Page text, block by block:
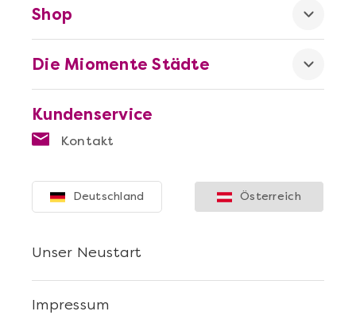
Online Kochkurse Mehr anzeigen
Online Weinproben Mehr anzeigen
Kundenservice
Kontakt
Die Miomente Städte
Shop
Impressum
Unser Neustart
Deutschland Österreich